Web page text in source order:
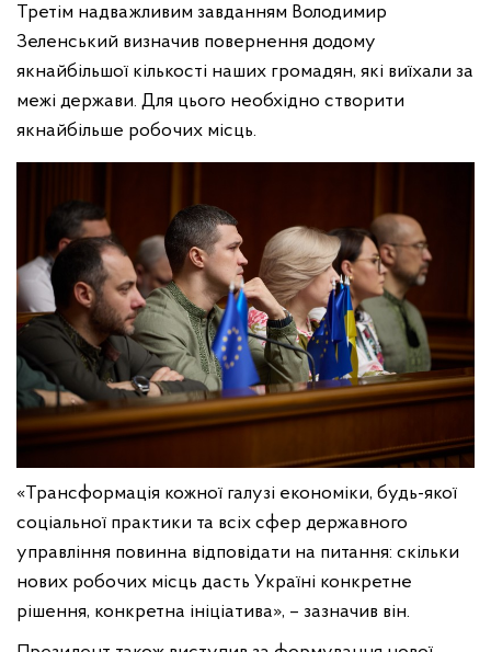
Третім надважливим завданням Володимир
Зеленський визначив повернення додому
якнайбільшої кількості наших громадян, які виїхали за
межі держави. Для цього необхідно створити
якнайбільше робочих місць.
«Трансформація кожної галузі економіки, будь-якої
соціальної практики та всіх сфер державного
управління повинна відповідати на питання: скільки
нових робочих місць дасть Україні конкретне
рішення, конкретна ініціатива», – зазначив він.